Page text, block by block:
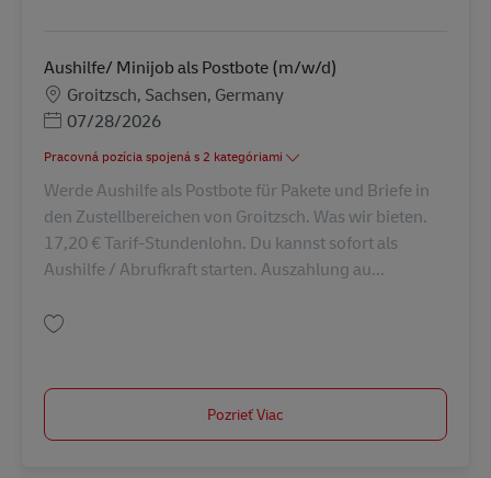
Aushilfe/ Minijob als Postbote (m/w/d)
MiestoGroitzsch, Sachsen, Germany
Posted Date
07/28/2026
Pracovná pozícia spojená s 2 kategóriami
Werde Aushilfe als Postbote für Pakete und Briefe in
den Zustellbereichen von Groitzsch. Was wir bieten.
17,20 € Tarif-Stundenlohn. Du kannst sofort als
Aushilfe / Abrufkraft starten. Auszahlung au...
Pozrieť Viac